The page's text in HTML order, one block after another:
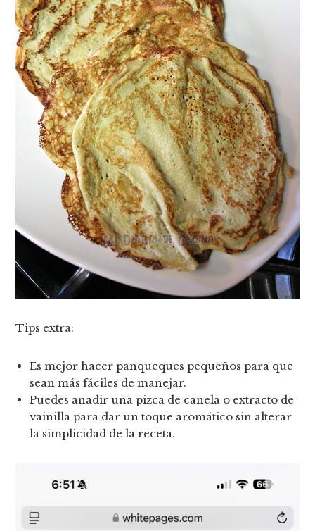
Tips extra:
Es mejor hacer panqueques pequeños para que
sean más fáciles de manejar.
Puedes añadir una pizca de canela o extracto de
vainilla para dar un toque aromático sin alterar
la simplicidad de la receta.